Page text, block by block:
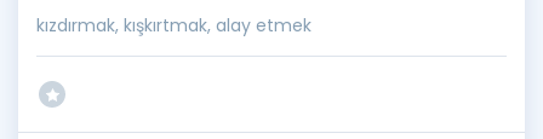
kızdırmak, kışkırtmak, alay etmek